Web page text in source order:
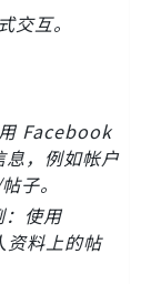
互。
Facebook
，例如帐户
子。
：使用
料上的帖